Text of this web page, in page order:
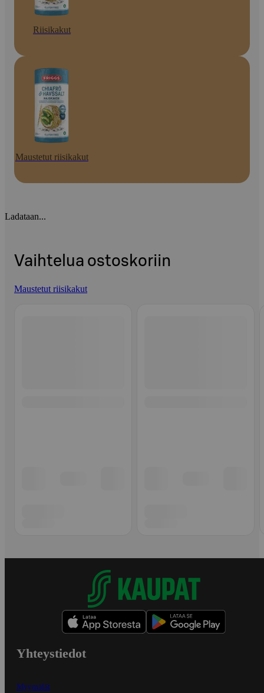
Riisikakut
Maustetut riisikakut
Ladataan...
Vaihtelua ostoskoriin
Maustetut riisikakut
Yhteystiedot
Myymälät